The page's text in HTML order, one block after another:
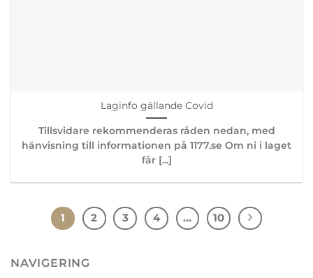
Laginfo gällande Covid
Tillsvidare rekommenderas råden nedan, med
hänvisning till informationen på 1177.se Om ni i laget
får [...]
1 2 3 4 … 10
NAVIGERING